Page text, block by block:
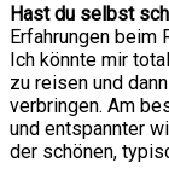
Hast du selbst
Erfahrungen beim
Ich könnte mir
zu reisen und
verbringen. Am
und entspannter
der schönen,